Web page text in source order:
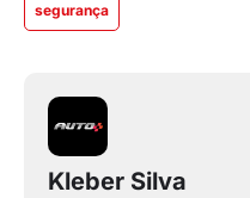
segurança
Kleber Silva